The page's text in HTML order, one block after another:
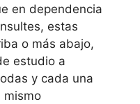
de
de
en dependencia
estas
o más abajo,
estudio a
y cada una
mismo